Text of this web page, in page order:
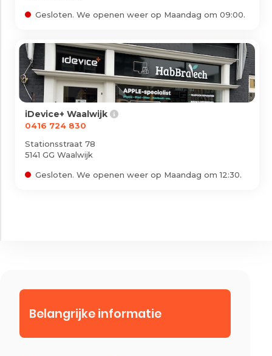
Gesloten. We openen weer op Maandag om 09:00.
iDevice+ Waalwijk
0416 724 830
Stationsstraat 78
5141 GG Waalwijk
Gesloten. We openen weer op Maandag om 12:30.
Belangrijke informatie